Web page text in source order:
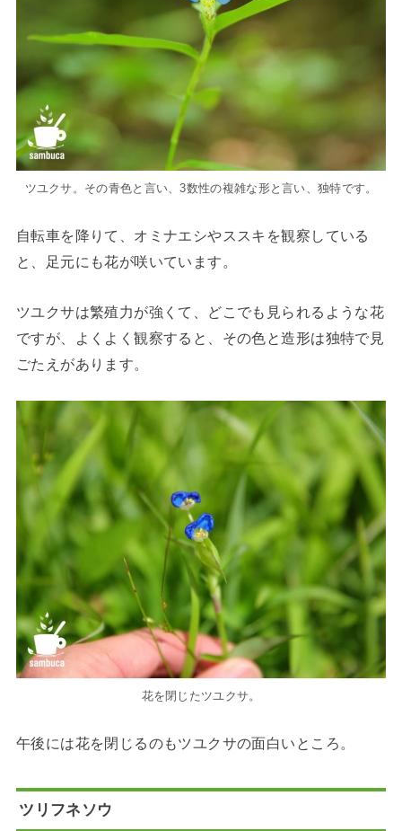
ツユクサ。その青色と言い、3数性の複雑な形と言い、独特です。
自転車を降りて、オミナエシやススキを観察している
と、足元にも花が咲いています。
ツユクサは繁殖力が強くて、どこでも見られるような花
ですが、よくよく観察すると、その色と造形は独特で見
ごたえがあります。
花を閉じたツユクサ。
午後には花を閉じるのもツユクサの面白いところ。
ツリフネソウ